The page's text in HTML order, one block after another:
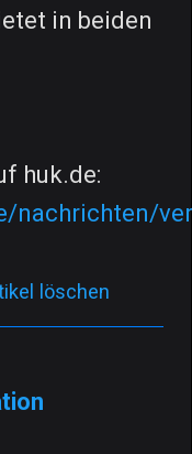
in beiden
huk.de:
nachrichten/
löschen